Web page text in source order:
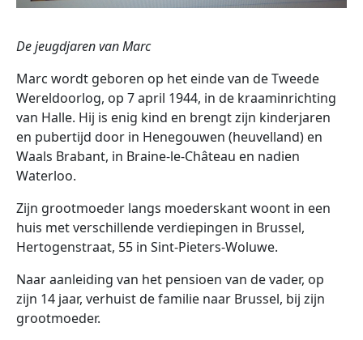
De jeugdjaren van Marc
Marc wordt geboren op het einde van de Tweede
Wereldoorlog, op 7 april 1944, in de kraaminrichting
van Halle. Hij is enig kind en brengt zijn kinderjaren
en pubertijd door in Henegouwen (heuvelland) en
Waals Brabant, in Braine-le-Château en nadien
Waterloo.
Zijn grootmoeder langs moederskant woont in een
huis met verschillende verdiepingen in Brussel,
Hertogenstraat, 55 in Sint-Pieters-Woluwe.
Naar aanleiding van het pensioen van de vader, op
zijn 14 jaar, verhuist de familie naar Brussel, bij zijn
grootmoeder.